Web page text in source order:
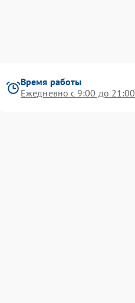
Время работы
Ежедневно с 9:00 до 21:00